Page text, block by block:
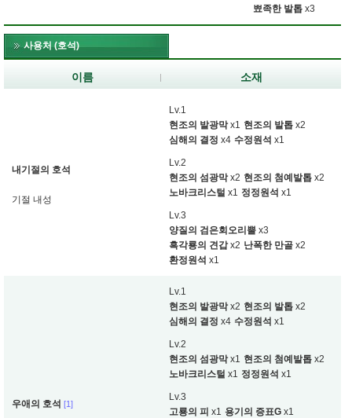
뾰족한 발톱 x3
사용처 (호석)
이름 소재
내기절의 호석
기절 내성
Lv.1
현조의 발광막x1 현조의 발톱 x2
심해의 결정 x4 수정원석 x1
Lv.2
현조의 섬광막x2 현조의 첨예발톱 x2
노바크리스털 x1 정정원석 x1
Lv.3
양질의 검은회오리뿔 x3
흑각룡의 견갑x2 난폭한 만골 x2
환정원석 x1
우애의 호석 [1]
Lv.1
현조의 발광막x2 현조의 발톱 x2
심해의 결정 x4 수정원석 x1
Lv.2
현조의 섬광막x1 현조의 첨예발톱 x2
노바크리스털 x1 정정원석 x1
Lv.3
고룡의 피 x1 용기의 증표G x1